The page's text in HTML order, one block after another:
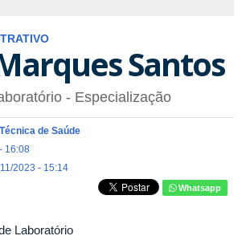
Santos
- Especialização
de Saúde
16:08
2023 - 15:14
Whatsapp
Laboratório